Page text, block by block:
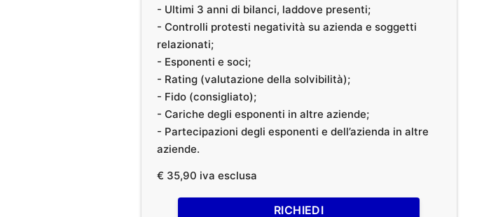
- Ultimi 3 anni di bilanci, laddove presenti;
- Controlli protesti negatività su azienda e soggetti
relazionati;
- Esponenti e soci;
- Rating (valutazione della solvibilità);
- Fido (consigliato);
- Cariche degli esponenti in altre aziende;
- Partecipazioni degli esponenti e dell’azienda in altre
aziende.
€ 35,90 iva esclusa
RICHIEDI